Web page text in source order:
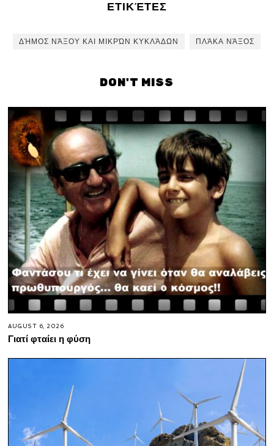
ΕΤΙΚΈΤΕΣ
ΔΉΜΟΣ ΝΆΞΟΥ ΚΑΙ ΜΙΚΡΏΝ ΚΥΚΛΆΔΩΝ ΠΛΆΚΑ ΝΆΞΟΣ
DON'T MISS
AUGUST 6, 2026
Γιατί φταίει η φύση